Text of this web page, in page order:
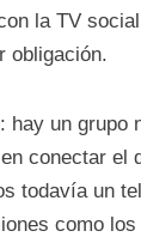
la TV
obligación.
: hay un grupo
conectar el
todavía un
como